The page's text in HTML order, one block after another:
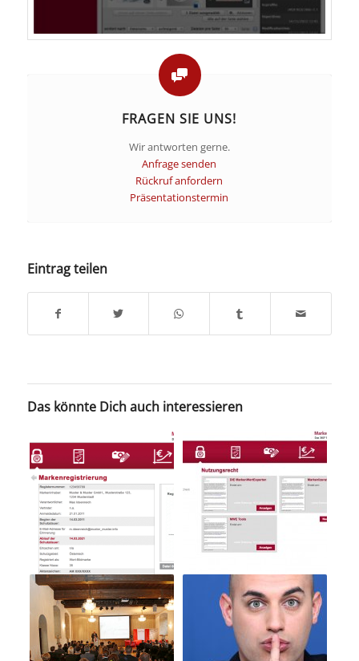
FRAGEN SIE UNS!
Wir antworten gerne.
Anfrage senden
Rückruf anfordern
Präsentationstermin
Eintrag teilen
Das könnte Dich auch interessieren